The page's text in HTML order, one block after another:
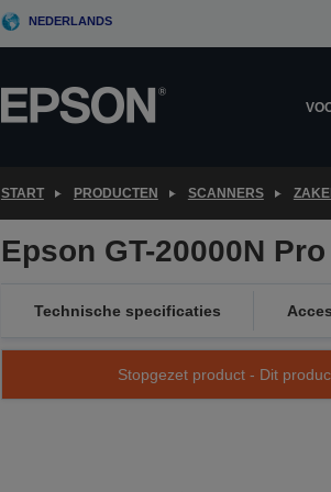
NEDERLANDS
START PRODUCTEN SCANNERS
Epson GT-20000N Pro
Technische specificaties
Stopgezet product - Dit